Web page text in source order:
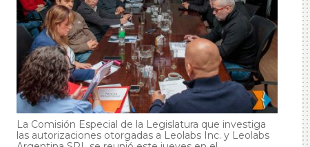
La Comisión Especial de la Legislatura que investiga
las autorizaciones otorgadas a Leolabs Inc. y Leolabs